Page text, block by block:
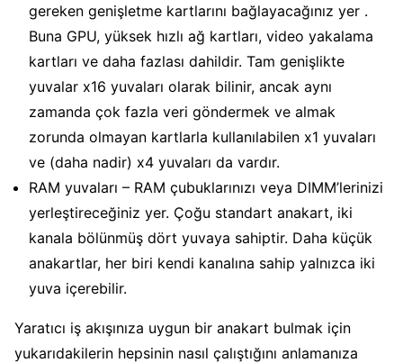
gereken genişletme kartlarını bağlayacağınız yer .
Buna GPU, yüksek hızlı ağ kartları, video yakalama
kartları ve daha fazlası dahildir. Tam genişlikte
yuvalar x16 yuvaları olarak bilinir, ancak aynı
zamanda çok fazla veri göndermek ve almak
zorunda olmayan kartlarla kullanılabilen x1 yuvaları
ve (daha nadir) x4 yuvaları da vardır.
RAM yuvaları – RAM çubuklarınızı veya DIMM’lerinizi
yerleştireceğiniz yer. Çoğu standart anakart, iki
kanala bölünmüş dört yuvaya sahiptir. Daha küçük
anakartlar, her biri kendi kanalına sahip yalnızca iki
yuva içerebilir.
Yaratıcı iş akışınıza uygun bir anakart bulmak için
yukarıdakilerin hepsinin nasıl çalıştığını anlamanıza